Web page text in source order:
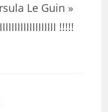
Le Guin »
!!!!!